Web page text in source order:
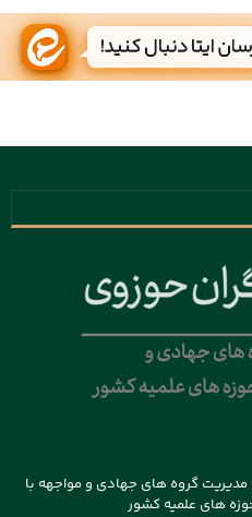
مدیریت گروه های جهادی و مواجهه با
های علمیه کشور